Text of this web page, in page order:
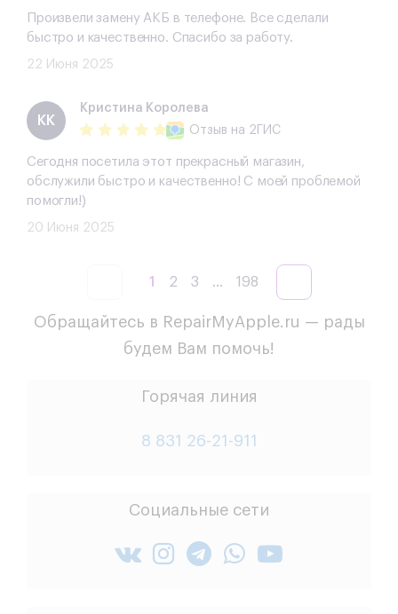
Произвели замену АКБ в телефоне. Все сделали
быстро и качественно. Спасибо за работу.
22 Июня 2025
​КК
​Кристина Королева
Отзыв на 2ГИС
Сегодня посетила этот прекрасный магазин,
обслужили быстро и качественно! С моей проблемой
помогли!)
20 Июня 2025
1 2 3 ... 198
Обращайтесь в RepairMyApple.ru — рады
будем Вам помочь!
Горячая линия
8 831 26-21-911
Социальные сети